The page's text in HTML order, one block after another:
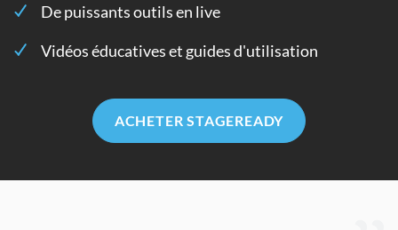
De puissants outils en live
Vidéos éducatives et guides d'utilisation
ACHETER STAGEREADY